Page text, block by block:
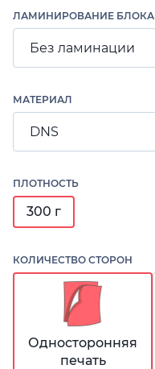
ЛАМИНИРОВАНИЕ БЛОКА
МАТЕРИАЛ
ПЛОТНОСТЬ
300 г
КОЛИЧЕСТВО СТОРОН
Односторонняя
печать